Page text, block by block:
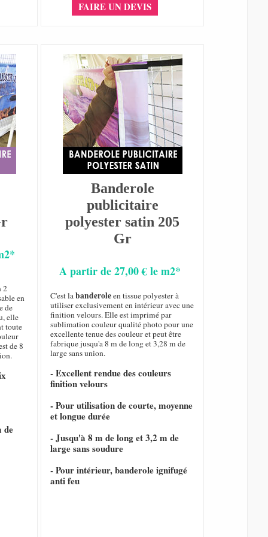
FAIRE UN DEVIS
2
en
de
elle
toute
de 8
de
Banderole
publicitaire
polyester satin 205
Gr
A partir de 27,00 € le m2*
C'est labanderoleen tissue polyester à
utiliser exclusivement en intérieur avec une
finition velours. Elle est imprimé par
sublimation couleur qualité photo pour une
excellente tenue des couleur et peut être
fabrique jusqu'a 8 m de long et 3,28 m de
large sans union.
- Excellent rendue des couleurs
finition velours
- Pour utilisation de courte, moyenne
et longue durée
- Jusqu'à 8 m de long et 3,2 m de
large sans soudure
- Pour intérieur, banderole ignifugé
anti feu